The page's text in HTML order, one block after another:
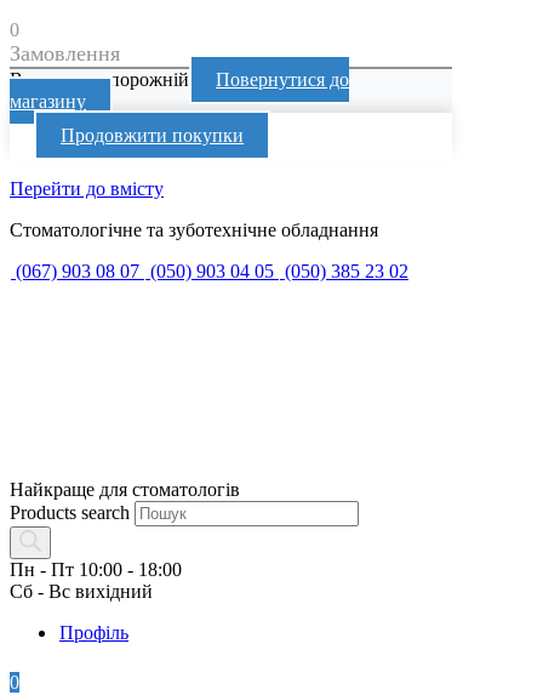
0
Замовлення
Ваш кошик порожній
Повернутися до
магазину
Продовжити покупки
Перейти до вмісту
Стоматологічне та зуботехнічне обладнання
(067) 903 08 07 (050) 903 04 05 (050) 385 23 02
Найкраще для стоматологів
Products search
Пн - Пт 10:00 - 18:00
Сб - Вс вихідний
Профіль
0